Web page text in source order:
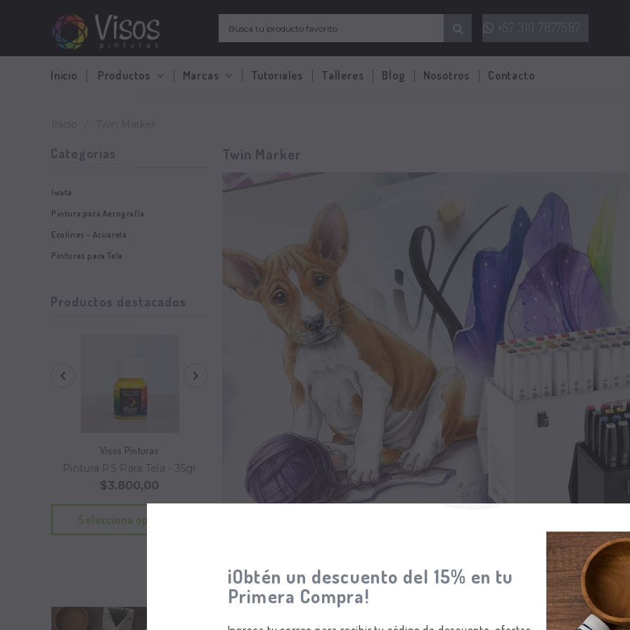
+57 310 7877597
Inicio Productos Marcas Tutoriales Talleres Blog Nosotros Contacto
Categorias
Iwata
Pintura para Aerografía
Ecolines - Acuarela
Pinturas para Tela
Productos destacados
Visos Pinturas
Pintura PS Para Tela - 35gr
$3.800,00
Visos Pinturas
Pintura PS Para Tela - 70gr /
250gr
Formulario $6.800,00
Visos Pinturas
Pintura PS Para Tela - 500gr /
1000gr
$42.300,00
Visos Pinturas
Satín Cristal -
Twin Marker
¡Obtén un descuento del 15% en tu
Primera Compra!